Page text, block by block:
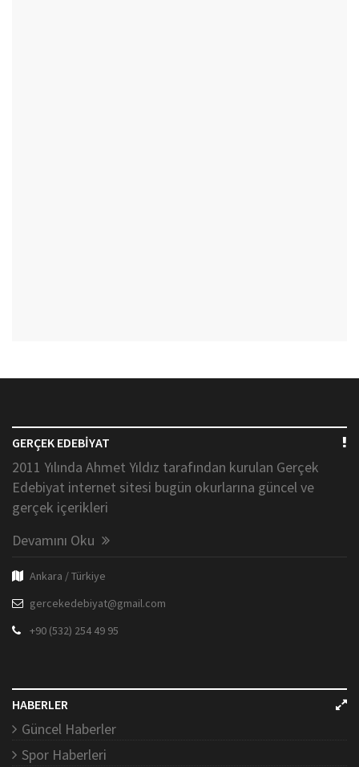
GERÇEK EDEBİYAT
2011 Yılında Ahmet Yıldız tarafından kurulan Gerçek
Edebiyat internet sitesi bugün okurlarına güncel ve
gerçek içerikleri
Devamını Oku
Ankara / Türkiye
gercekedebiyat@gmail.com
+90 (532) 254 49 95
HABERLER
Güncel Haberler
Spor Haberleri